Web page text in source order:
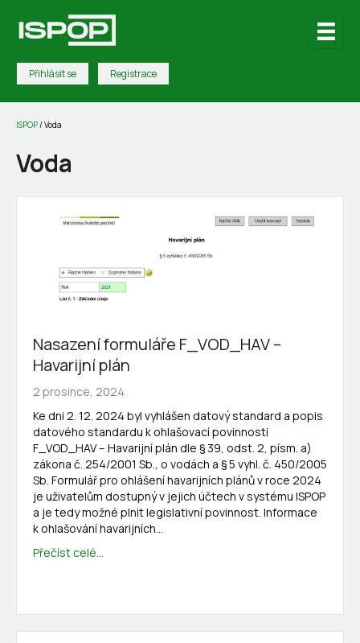
Přihlásit se Registrace
ISPOP/Voda
Voda
Nasazení formuláře F_VOD_HAV –
Havarijní plán
2 prosince, 2024
Ke dni 2. 12. 2024 byl vyhlášen datový standard a popis
datového standardu k ohlašovací povinnosti
F_VOD_HAV – Havarijní plán dle § 39, odst. 2, písm. a)
zákona č. 254/2001 Sb., o vodách a § 5 vyhl. č. 450/2005
Sb. Formulář pro ohlášení havarijních plánů v roce 2024
je uživatelům dostupný v jejich účtech v systému ISPOP
a je tedy možné plnit legislativní povinnost. Informace
k ohlašování havarijních…
Přečíst celé...